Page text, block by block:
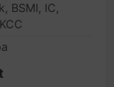
BSMI, IC,